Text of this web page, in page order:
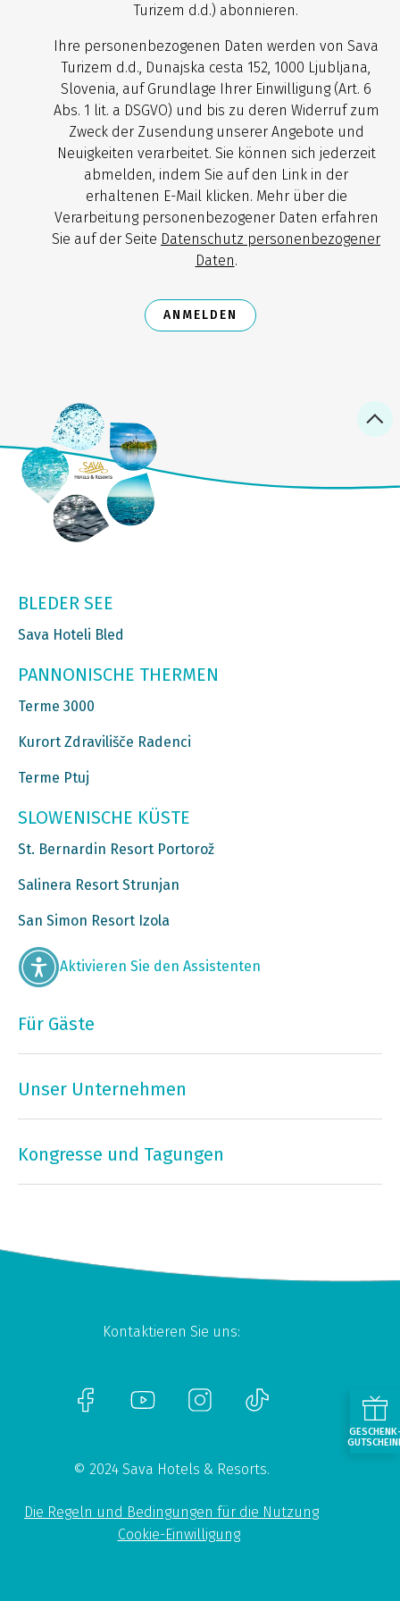
Turizem d.d.) abonnieren.
Ihre personenbezogenen Daten werden von Sava
Turizem d.d., Dunajska cesta 152, 1000 Ljubljana,
Slovenia, auf Grundlage Ihrer Einwilligung (Art. 6
Abs. 1 lit. a DSGVO) und bis zu deren Widerruf zum
Zweck der Zusendung unserer Angebote und
Neuigkeiten verarbeitet. Sie können sich jederzeit
abmelden, indem Sie auf den Link in der
erhaltenen E-Mail klicken. Mehr über die
Verarbeitung personenbezogener Daten erfahren
Sie auf der Seite Datenschutz personenbezogener
Daten.
ANMELDEN
BLEDER SEE
Sava Hoteli Bled
PANNONISCHE THERMEN
Terme 3000
Kurort Zdravilišče Radenci
Terme Ptuj
SLOWENISCHE KÜSTE
St. Bernardin Resort Portorož
Salinera Resort Strunjan
San Simon Resort Izola
Aktivieren Sie den Assistenten
Für Gäste
Unser Unternehmen
Kongresse und Tagungen
Kontaktieren Sie uns:
© 2024 Sava Hotels & Resorts.
Die Regeln und Bedingungen für die Nutzung
Cookie-Einwilligung